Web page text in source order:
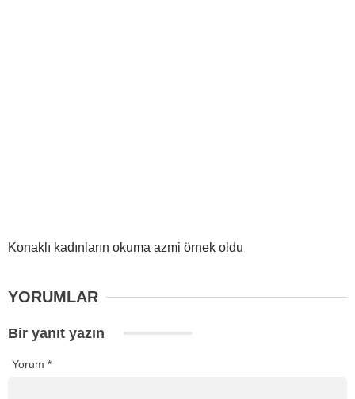
Konaklı kadınların okuma azmi örnek oldu
YORUMLAR
Bir yanıt yazın
Yorum *